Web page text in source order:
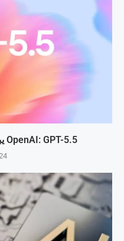
OpenAI: GPT-5.5 يبرمج المهام بذكاء متطور